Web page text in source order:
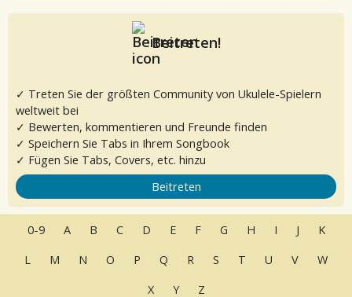
Beitreten!
✓ Treten Sie der größten Community von Ukulele-Spielern
weltweit bei
✓ Bewerten, kommentieren und Freunde finden
✓ Speichern Sie Tabs in Ihrem Songbook
✓ Fügen Sie Tabs, Covers, etc. hinzu
Beitreten
0-9 A B C D E F G H I J
K
L
M N O P Q R S T U V
W
X
Y Z